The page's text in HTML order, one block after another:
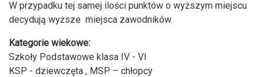
W przypadku tej samej ilości punktów o wyższym miejscu
decydują wyższe miejsca zawodników.
Kategorie wiekowe:
Szkoły Podstawowe klasa IV - VI
KSP - dziewczęta , MSP – chłopcy